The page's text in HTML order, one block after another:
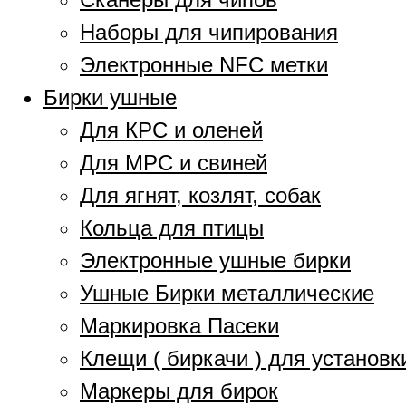
Наборы для чипирования
Электронные NFC метки
Бирки ушные
Для КРС и оленей
Для МРС и свиней
Для ягнят, козлят, собак
Кольца для птицы
Электронные ушные бирки
Ушные Бирки металлические
Маркировка Пасеки
Клещи ( биркачи ) для
Маркеры для бирок